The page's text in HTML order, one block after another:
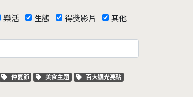
樂活 生態 得獎影片 其他
關鍵字標籤
仲夏節 關鍵字標籤
美食主題 關鍵字標籤
百大觀光亮點